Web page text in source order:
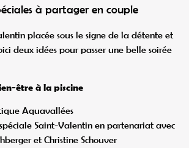
à partager en couple
placée sous le signe de la détente et
deux idées pour passer une belle soirée
être à la piscine
Aquavallées
Saint-Valentin en partenariat avec
et Christine Schouver